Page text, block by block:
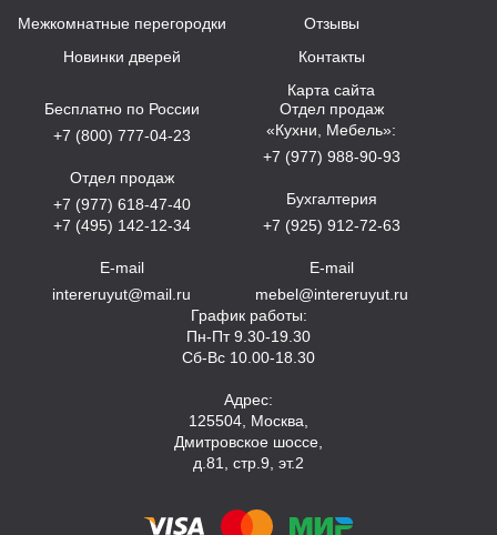
Межкомнатные перегородки
Новинки дверей
Отзывы
Контакты
Карта сайта
Бесплатно по России
+7 (800) 777-04-23
Отдел продаж
+7 (977) 618-47-40
+7 (495) 142-12-34
E-mail
intereruyut@mail.ru
Отдел продаж
«Кухни, Мебель»:
+7 (977) 988-90-93
Бухгалтерия
+7 (925) 912-72-63
E-mail
mebel@intereruyut.ru
График работы:
Пн-Пт 9.30-19.30
Сб-Вс 10.00-18.30
Адрес:
125504, Москва,
Дмитровское шоссе,
д.81, стр.9, эт.2